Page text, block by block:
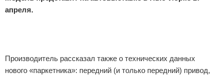
апреля.
Производитель рассказал также о технических данных
нового «паркетника»: передний (и только передний) привод,